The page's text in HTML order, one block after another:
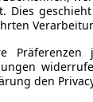
Dies
Präferenzen
den
1.6